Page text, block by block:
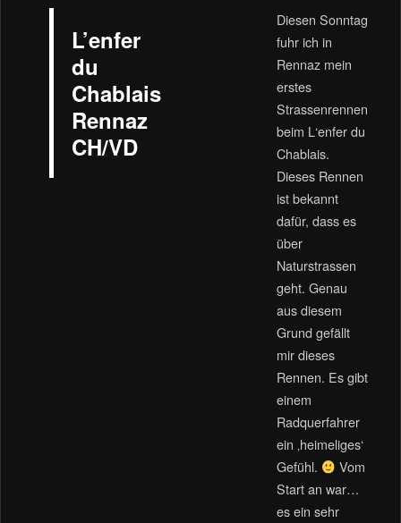
L’enfer
du
Chablais
Rennaz
CH/VD
Diesen Sonntag
fuhr ich in
Rennaz mein
erstes
Strassenrennen
beim L‘enfer du
Chablais.
Dieses Rennen
ist bekannt
dafür, dass es
über
Naturstrassen
geht. Genau
aus diesem
Grund gefällt
mir dieses
Rennen. Es gibt
einem
Radquerfahrer
ein ‚heimeliges‘
Gefühl.
Vom
Start an war…
es ein sehr